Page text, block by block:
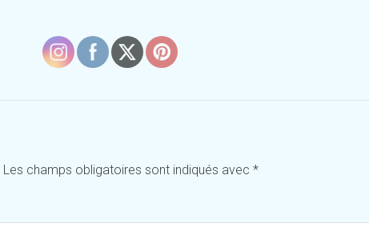
Les champs obligatoires sont indiqués avec *